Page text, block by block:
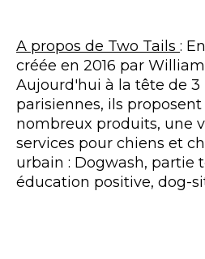
A propos de Two Tails :
créée en 2016 par
Aujourd'hui à la tête de 3
parisiennes, ils
nombreux produits, une
services pour chiens et
urbain : Dogwash, partie
éducation positive, dog-